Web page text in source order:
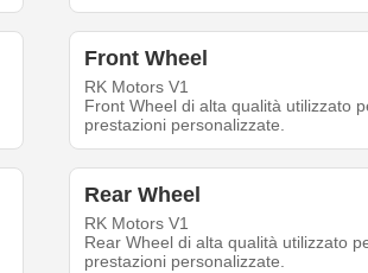
Front Wheel
RK Motors V1
Front Wheel di alta qualità utilizzato
prestazioni personalizzate.
Rear Wheel
RK Motors V1
Rear Wheel di alta qualità utilizzato
prestazioni personalizzate.